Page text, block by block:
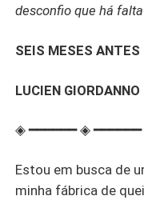
de quebra trará
coração. Ela queria
desconfio que há
SEIS MESES
LUCIEN GIORDANNO
◈ ━━━━━━ ◈
Estou em busca de
minha fábrica de